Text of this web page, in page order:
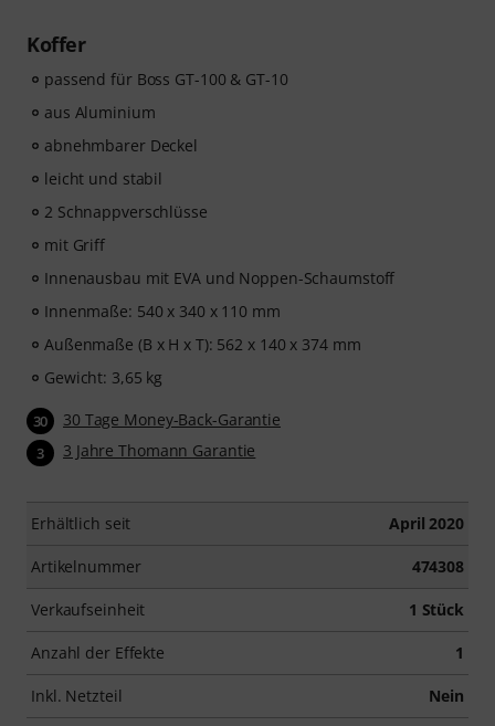
Koffer
passend für Boss GT-100 & GT-10
aus Aluminium
abnehmbarer Deckel
leicht und stabil
2 Schnappverschlüsse
mit Griff
Innenausbau mit EVA und Noppen-Schaumstoff
Innenmaße: 540 x 340 x 110 mm
Außenmaße (B x H x T): 562 x 140 x 374 mm
Gewicht: 3,65 kg
30 30 Tage Money-Back-Garantie
3 3 Jahre Thomann Garantie
Erhältlich seit April 2020
Artikelnummer 474308
Verkaufseinheit 1 Stück
Anzahl der Effekte 1
Inkl. Netzteil Nein